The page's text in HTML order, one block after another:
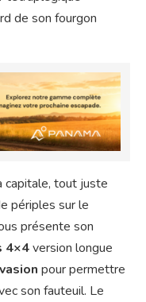
de son fourgon
capitale, tout juste
périples sur le
présente son
4×4version longue
pour permettre
son fauteuil. Le